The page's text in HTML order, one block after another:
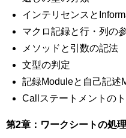
インテリセンスと
マクロ記録と行・列の
メソッドと引数の記法
文型の判定
記録Moduleと自己記述
Callステートメントの
第2章：ワークシートの処